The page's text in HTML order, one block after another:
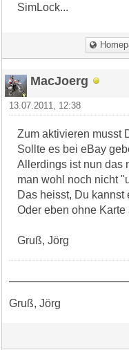
SimLock...
MacJoerg
13.07.2011, 12:38
Zum aktivieren musst
Sollte es bei eBay
Allerdings ist nun das
man wohl noch nicht
Das heisst, Du kannst
Oder eben ohne Karte
Gruß, Jörg
Gruß, Jörg